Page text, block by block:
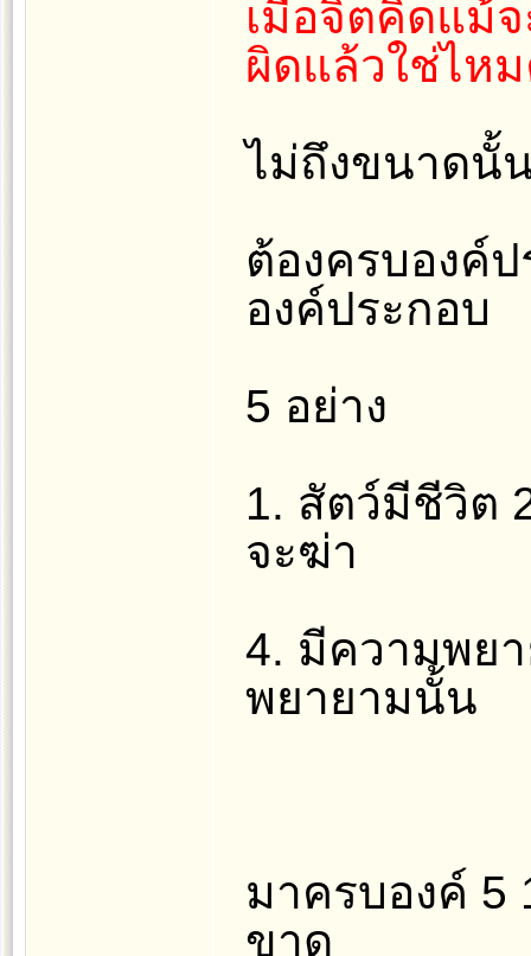
เมื่อจิตคิดแม้
ผิดแล้วใช่ไห
ไม่ถึงขนาดนั้
ต้องครบองค์
องค์ประกอบ
5 อย่าง
1. สัตว์มีชีวิต
จะฆ่า
4. มีความพย
พยายามนั้น
มาครบองค์ 5
ขาด